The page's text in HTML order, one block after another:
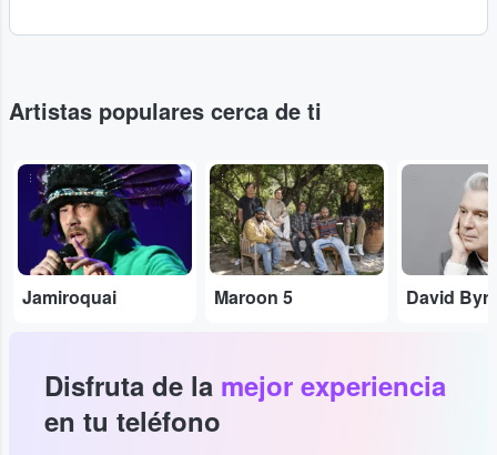
Artistas populares cerca de ti
...
Jamiroquai
...
Maroon 5
...
David
Disfruta de la mejor experiencia
en tu teléfono